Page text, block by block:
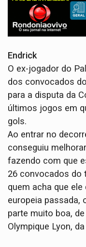
Endrick
O ex-jogador do
dos convocados
para a disputa da
últimos jogos em
gols.
Ao entrar no
conseguiu
fazendo com que
26 convocados do
quem acha que
europeia passada,
parte muito boa,
Olympique Lyon,